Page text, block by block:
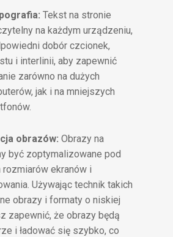
Tekst na stronie
na każdym urządzeniu,
dobór czcionek,
i interlinii, aby zapewnić
zarówno na dużych
jak i na mniejszych
obrazów: Obrazy na
być zoptymalizowane pod
ekranów i
Używając technik takich
obrazy i formaty o niskiej
zapewnić, że obrazy będą
i ładować się szybko, co